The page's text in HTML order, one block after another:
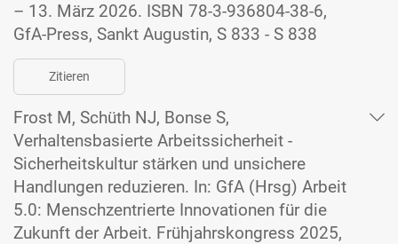
– 13. März 2026. ISBN 78-3-936804-38-6,
GfA-Press, Sankt Augustin, S 833 - S 838
Zitieren
Frost M, Schüth NJ, Bonse S,
Verhaltensbasierte Arbeitssicherheit -
Sicherheitskultur stärken und unsichere
Handlungen reduzieren. In: GfA (Hrsg) Arbeit
5.0: Menschzentrierte Innovationen für die
Zukunft der Arbeit. Frühjahrskongress 2025,